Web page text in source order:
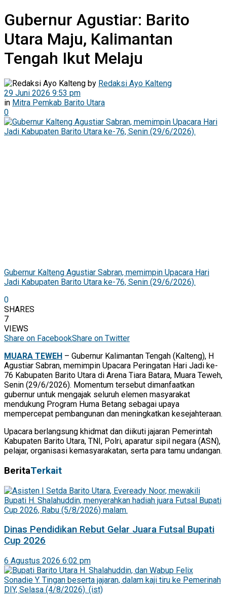
Gubernur Agustiar: Barito
Utara Maju, Kalimantan
Tengah Ikut Melaju
by Redaksi Ayo Kalteng
29 Juni 2026 9:53 pm
in Mitra Pemkab Barito Utara
0
Gubernur Kalteng Agustiar Sabran, memimpin Upacara Hari
Jadi Kabupaten Barito Utara ke-76, Senin (29/6/2026).
0
SHARES
7
VIEWS
Share on FacebookShare on Twitter
MUARA TEWEH – Gubernur Kalimantan Tengah (Kalteng), H
Agustiar Sabran, memimpin Upacara Peringatan Hari Jadi ke-
76 Kabupaten Barito Utara di Arena Tiara Batara, Muara Teweh,
Senin (29/6/2026). Momentum tersebut dimanfaatkan
gubernur untuk mengajak seluruh elemen masyarakat
mendukung Program Huma Betang sebagai upaya
mempercepat pembangunan dan meningkatkan kesejahteraan.
Upacara berlangsung khidmat dan diikuti jajaran Pemerintah
Kabupaten Barito Utara, TNI, Polri, aparatur sipil negara (ASN),
pelajar, organisasi kemasyarakatan, serta para tamu undangan.
BeritaTerkait
Dinas Pendidikan Rebut Gelar Juara Futsal Bupati
Cup 2026
6 Agustus 2026 6:02 pm